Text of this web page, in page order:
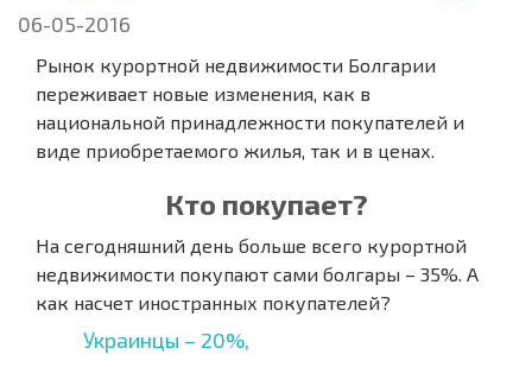
06-05-2016
Рынок курортной недвижимости Болгарии
переживает новые изменения, как в
национальной принадлежности покупателей и
виде приобретаемого жилья, так и в ценах.
Кто покупает?
На сегодняшний день больше всего курортной
недвижимости покупают сами болгары – 35%. А
как насчет иностранных покупателей?
Украинцы – 20%,